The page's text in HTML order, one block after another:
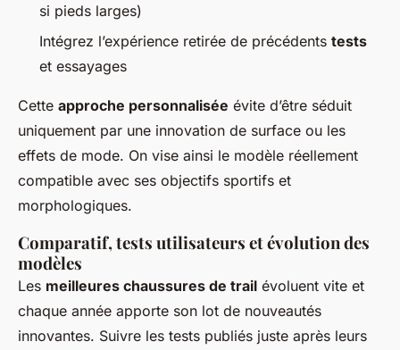
si pieds larges)
Intégrez l’expérience retirée de précédents tests
et essayages
Cette approche personnalisée évite d’être séduit
uniquement par une innovation de surface ou les
effets de mode. On vise ainsi le modèle réellement
compatible avec ses objectifs sportifs et
morphologiques.
Comparatif, tests utilisateurs et évolution des
modèles
Les meilleures chaussures de trail évoluent vite et
chaque année apporte son lot de nouveautés
innovantes. Suivre les tests publiés juste après leurs